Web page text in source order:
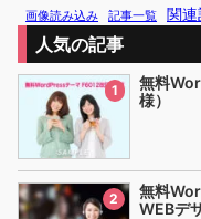
画像読み込み 記事一覧 関
人気の記事
1
無料
様）
2
無料
WEBデ